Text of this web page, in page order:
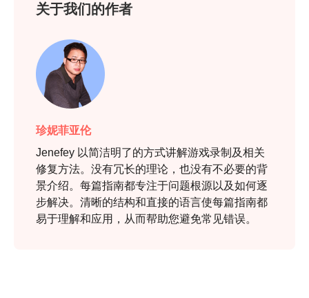
关于我们的作者
珍妮菲亚伦
Jenefey 以简洁明了的方式讲解游戏录制及相关
修复方法。没有冗长的理论，也没有不必要的背
景介绍。每篇指南都专注于问题根源以及如何逐
步解决。清晰的结构和直接的语言使每篇指南都
易于理解和应用，从而帮助您避免常见错误。